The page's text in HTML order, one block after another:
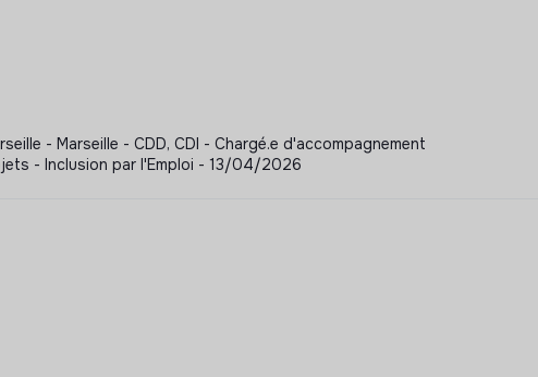
- Marseille - CDD, CDI - Chargé.e d'accompagnement
- Inclusion par l'Emploi - 13/04/2026